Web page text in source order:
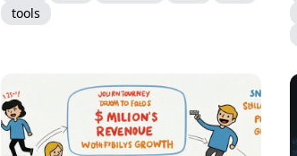
tools